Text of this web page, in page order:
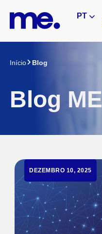
PT
Início Blog
Blog ME
DEZEMBRO 10, 2025